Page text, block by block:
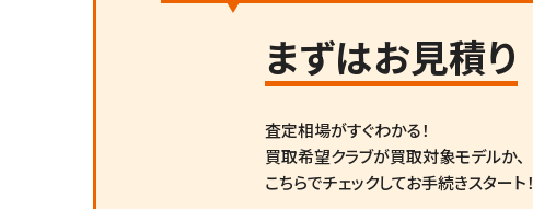
まずはお見積り
査定相場がすぐわかる！
買取希望クラブが買取対象モデルか、
こちらでチェックしてお手続きスタート！